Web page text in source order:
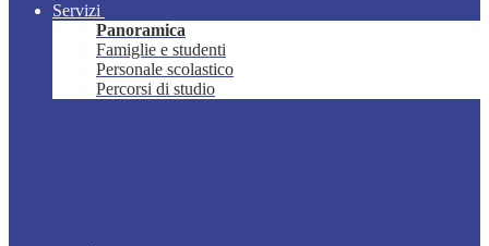
Servizi
Panoramica
Famiglie e studenti
Personale scolastico
Percorsi di studio